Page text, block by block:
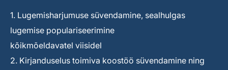
1. Lugemisharjumuse süvendamine, sealhulgas
lugemise populariseerimine
kõikmõeldavatel viisidel
2. Kirjanduselus toimiva koostöö süvendamine ning